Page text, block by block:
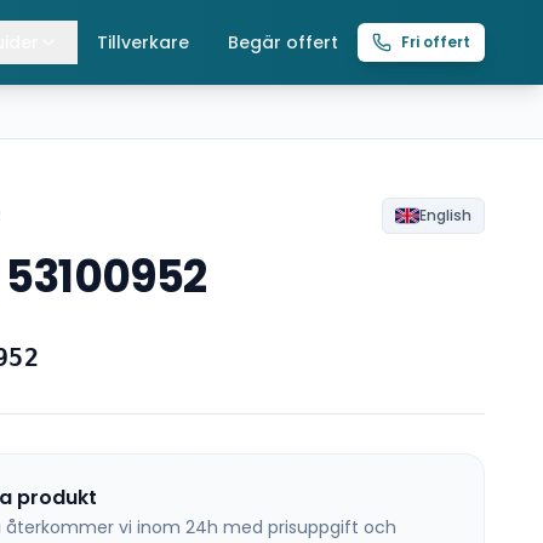
Lintelfrar
Tillverkare Begär offert Fri offert
English
produkt
återkommer vi inom 24h med prisuppgift och